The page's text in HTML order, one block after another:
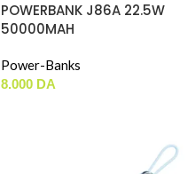
POWERBANK J86A 22.5W
50000MAH
Power-Banks
8.000 DA